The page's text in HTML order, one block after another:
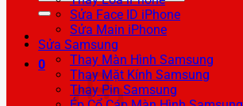
kiếm:
0
Sửa Face ID iPhone
Sửa Main iPhone
Sửa Samsung
Thay Màn Hình Samsung
Thay Mặt Kính Samsung
Thay Pin Samsung